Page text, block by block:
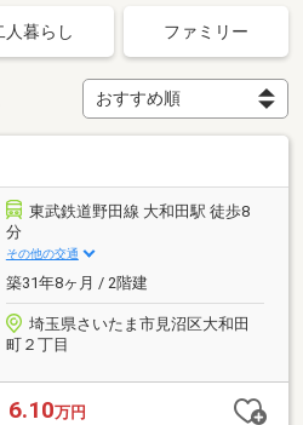
人暮らし ファミリー
東武鉄道野田線 大和田駅 徒歩8
分
その他の交通
築31年8ヶ月 / 2階建
埼玉県さいたま市見沼区大和田
町２丁目
6.10万円